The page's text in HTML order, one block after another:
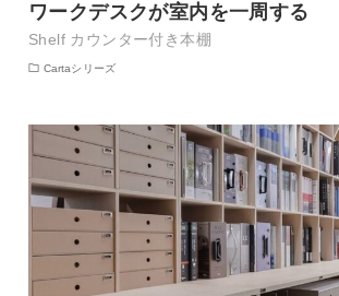
ワークデスクが室内を一周する
Shelf カウンター付き本棚
Cartaシリーズ